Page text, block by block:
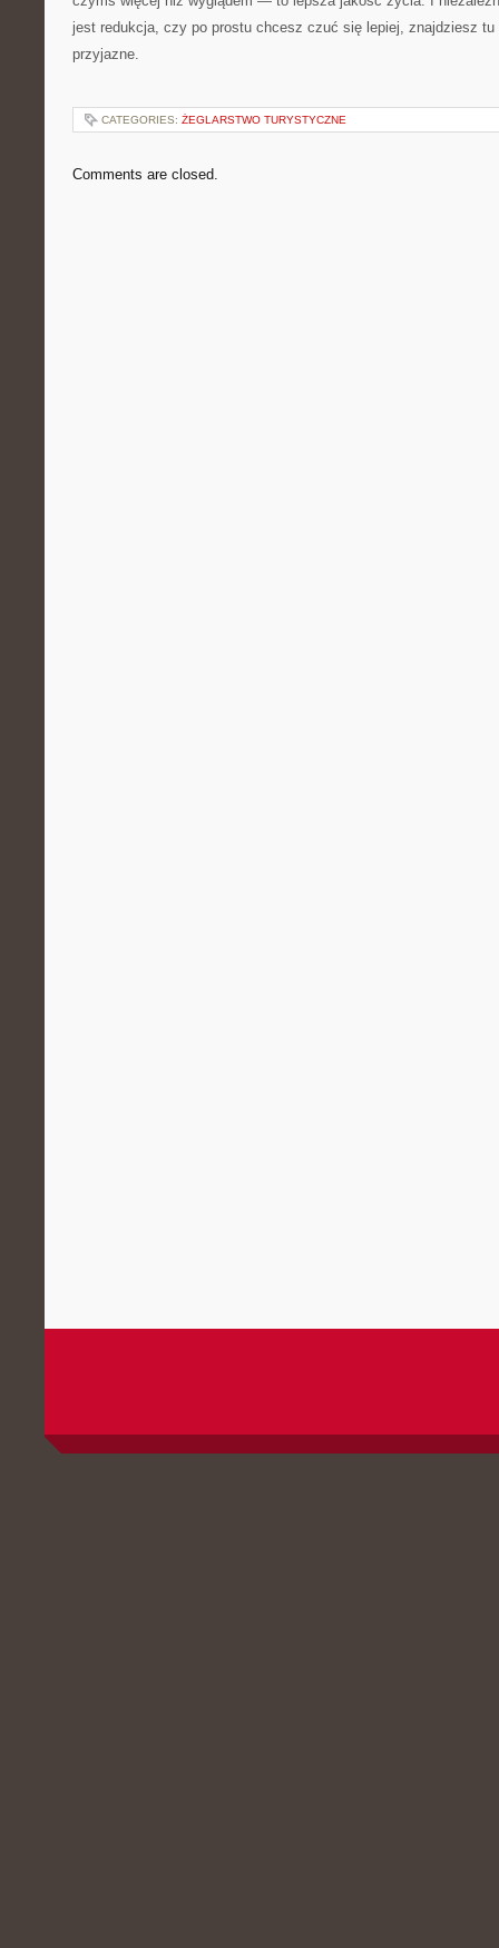
jest redukcja, czy po prostu chcesz czuć się lepiej, znajdziesz
przyjazne.
CATEGORIES: ŻEGLARSTWO TURYSTYCZNE
Comments are closed.